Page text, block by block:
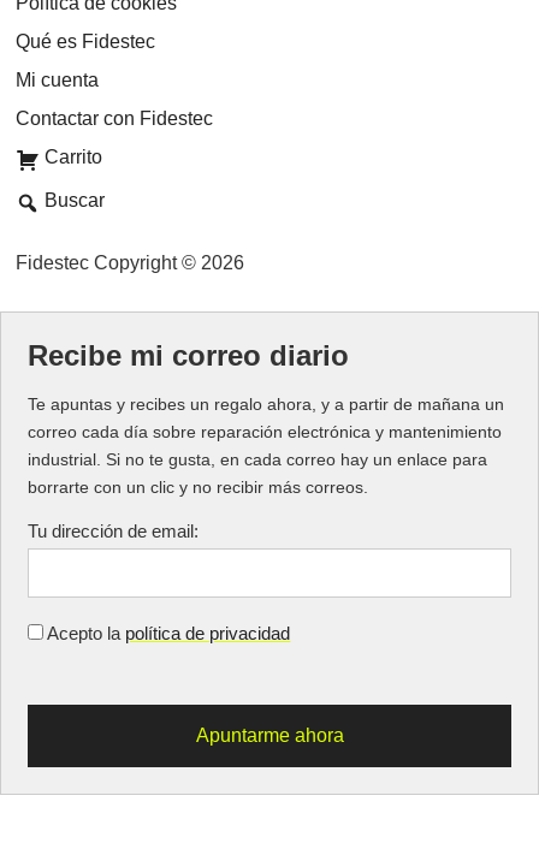
Qué es Fidestec
Mi cuenta
Contactar con Fidestec
Carrito
Buscar
Fidestec Copyright © 2026
Recibe mi correo diario
Te apuntas y recibes un regalo ahora, y a partir de mañana un
correo cada día sobre reparación electrónica y mantenimiento
industrial. Si no te gusta, en cada correo hay un enlace para
borrarte con un clic y no recibir más correos.
Tu dirección de email:
Acepto la política de privacidad